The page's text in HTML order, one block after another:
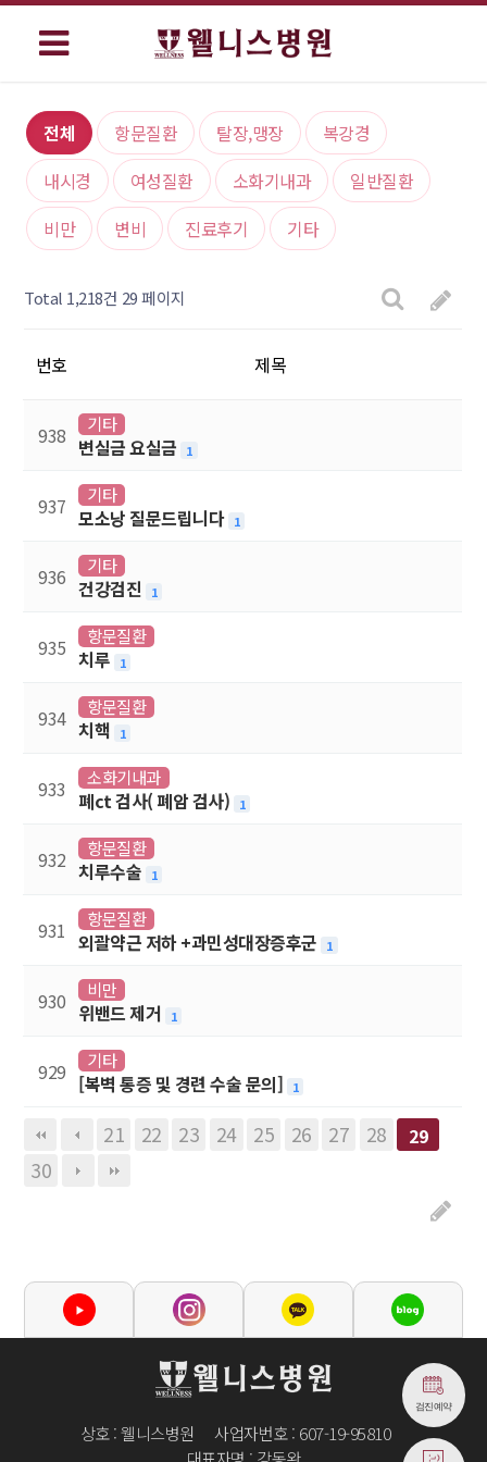
전체 항문질환 탈장,맹장
복강경
내시경
여성질환 소화기내과
일반질환
비만
변비 진료후기 기타
Total 1,218건 29 페이지
번호 제목
938 기타
변실금 요실금 1
937 기타
모소낭 질문드립니다 1
936 기타
건강검진 1
935 항문질환
치루 1
934 항문질환
치핵 1
933 소화기내과
폐ct 검사( 폐암 검사) 1
932 항문질환
치루수술 1
931 항문질환
외괄약근 저하 +과민성대장증후군 1
930 비만
위밴드 제거 1
929 기타
[복벽 통증 및 경련 수술 문의] 1
21 22 23 24 25 26 27 28 29
30
검진예약
상호 : 웰니스병원
사업자번호 : 607-19-95810
대표자명 : 강동완